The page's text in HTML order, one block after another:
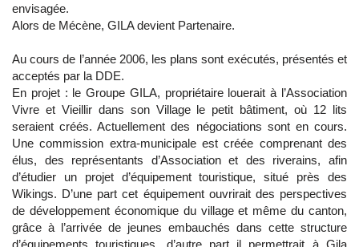
envisagée.
Alors de Mécène, GILA devient Partenaire.
Au cours de l’année 2006, les plans sont exécutés, présentés et
acceptés par la DDE.
En projet : le Groupe GILA, propriétaire louerait à l’Association
Vivre et Vieillir dans son Village le petit bâtiment, où 12 lits
seraient créés. Actuellement des négociations sont en cours.
Une commission extra-municipale est créée comprenant des
élus, des représentants d’Association et des riverains, afin
d’étudier un projet d’équipement touristique, situé près des
Wikings. D’une part cet équipement ouvrirait des perspectives
de développement économique du village et même du canton,
grâce à l’arrivée de jeunes embauchés dans cette structure
d’équipements touristiques, d’autre part il permettrait à Gila